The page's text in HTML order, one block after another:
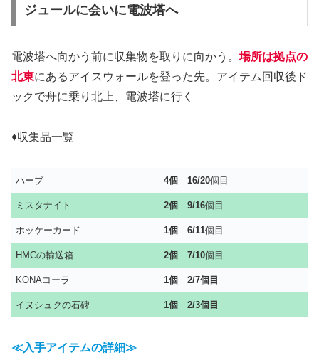
ジュールに会いに電波塔へ
電波塔へ向かう前に収集物を取りに向かう。 場所は拠点の
北東にあるアイスウォールを登った先。アイテム回収後ド
ックで舟に乗り北上、電波塔に行く
♦収集品一覧
ハーブ 4個 16/20個目
ミスタナイト 2個 9/16個目
ホッケーカード 1個 6/11個目
HMCの輸送箱 2個 7/10個目
KONAコーラ 1個 2/7個目
イヌシュクの石碑 1個 2/3個目
≪入手アイテムの詳細≫